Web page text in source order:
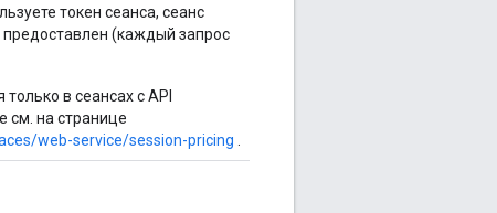
токен сеанса, сеанс
предоставлен (каждый запрос
в сеансах с API
см. на странице
web-service/session-pricing